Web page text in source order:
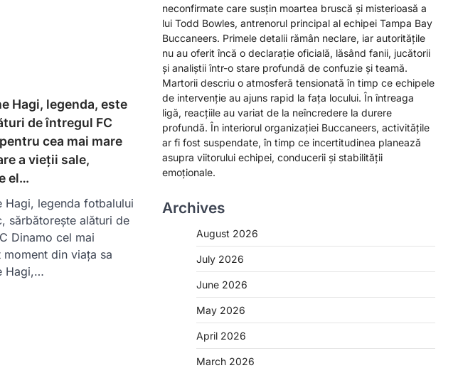
Hagi, legenda, este
de întregul FC
cea mai mare
a vieții sale,
el…
Hagi, legenda fotbalului
sărbătorește alături de
Dinamo cel mai
moment din viața sa
Hagi,…
neconfirmate care susțin moartea bruscă și misterioasă a
lui Todd Bowles, antrenorul principal al echipei Tampa Bay
Buccaneers. Primele detalii rămân neclare, iar autoritățile
nu au oferit încă o declarație oficială, lăsând fanii, jucătorii
și analiștii într-o stare profundă de confuzie și teamă.
Martorii descriu o atmosferă tensionată în timp ce echipele
de intervenție au ajuns rapid la fața locului. În întreaga
ligă, reacțiile au variat de la neîncredere la durere
profundă. În interiorul organizației Buccaneers, activitățile
ar fi fost suspendate, în timp ce incertitudinea planează
asupra viitorului echipei, conducerii și stabilității
emoționale.
Archives
August 2026
July 2026
June 2026
May 2026
April 2026
March 2026